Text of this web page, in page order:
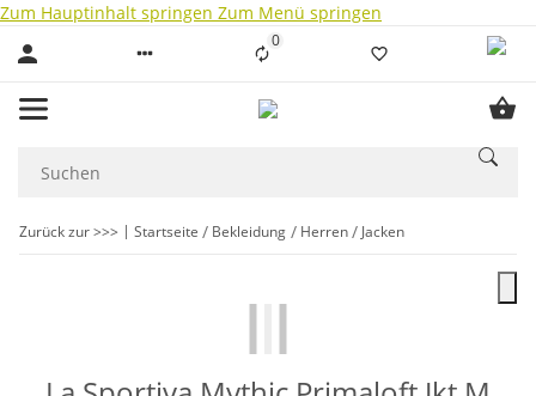
Zum Hauptinhalt springen Zum Menü springen
0Liste ist leer
Zurück zur >>> Startseite Bekleidung Herren Jacken